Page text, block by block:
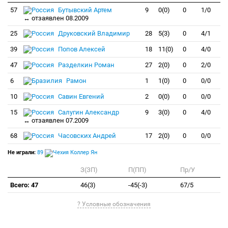
57
Бутывский Артем
↔ отзаявлен 08.2009
9 0(0) 0 1/0
25 Друковский Владимир 28 5(3) 0 4/1
39 Попов Алексей 18 11(0) 0 4/0
47 Разделкин Роман 27 2(0) 0 2/0
6 Рамон 1 1(0) 0 0/0
10 Савин Евгений 2 0(0) 0 0/0
15
Салугин Александр
↔ отзаявлен 07.2009
9 3(0) 0 4/0
68 Часовских Андрей 17 2(0) 0 0/0
Не играли: 89 Коллер Ян
З(ЗП) П(ПП)
Пр/У
Всего: 47
46(3) -45(-3) 67/5
? Условные обозначения